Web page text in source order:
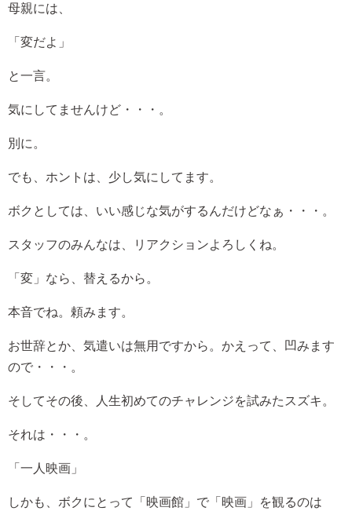
母親には、
「変だよ」
と一言。
気にしてませんけど・・・。
別に。
でも、ホントは、少し気にしてます。
ボクとしては、いい感じな気がするんだけどなぁ・・・。
スタッフのみんなは、リアクションよろしくね。
「変」なら、替えるから。
本音でね。頼みます。
お世辞とか、気遣いは無用ですから。かえって、凹みます
ので・・・。
そしてその後、人生初めてのチャレンジを試みたスズキ。
それは・・・。
「一人映画」
しかも、ボクにとって「映画館」で「映画」を観るのは